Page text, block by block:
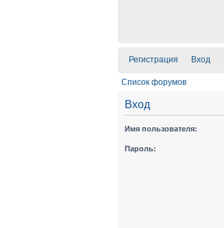
Регистрация Вход
Список форумов
Вход
Имя пользователя:
Пароль: